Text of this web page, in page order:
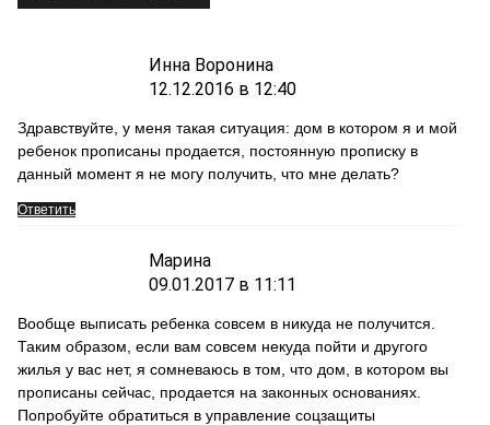
Инна Воронина
12.12.2016 в 12:40
Здравствуйте, у меня такая ситуация: дом в котором я и мой
ребенок прописаны продается, постоянную прописку в
данный момент я не могу получить, что мне делать?
Ответить
Марина
09.01.2017 в 11:11
Вообще выписать ребенка совсем в никуда не получится.
Таким образом, если вам совсем некуда пойти и другого
жилья у вас нет, я сомневаюсь в том, что дом, в котором вы
прописаны сейчас, продается на законных основаниях.
Попробуйте обратиться в управление соцзащиты